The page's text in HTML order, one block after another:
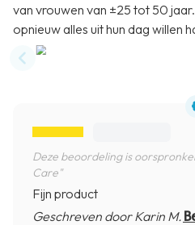
van vrouwen van ±25 tot 50
opnieuw alles uit hun dag willen
Previous slide
Deze beoordeling is
Care"
Fijn product
Geschreven door Karin M.